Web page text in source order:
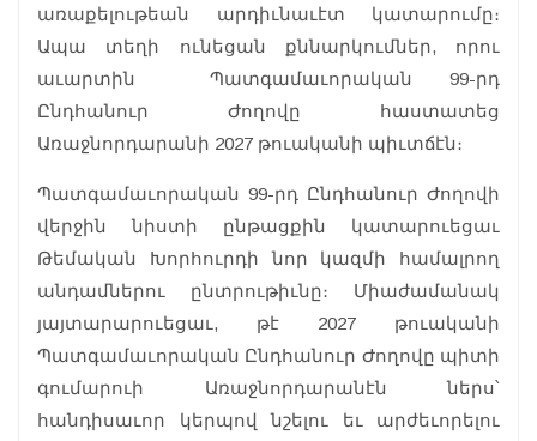
առաքելութեան արդիւնաւէտ կատարումը։
Ապա տեղի ունեցան քննարկումներ, որու
աւարտին Պատգամաւորական 99-րդ
Ընդհանուր Ժողովը հաստատեց
Առաջնորդարանի 2027 թուականի պիւտճէն։
Պատգամաւորական 99-րդ Ընդհանուր Ժողովի
վերջին նիստի ընթացքին կատարուեցաւ
Թեմական Խորհուրդի նոր կազմի համալրող
անդամներու ընտրութիւնը։ Միաժամանակ
յայտարարուեցաւ, թէ 2027 թուականի
Պատգամաւորական Ընդհանուր Ժողովը պիտի
գումարուի Առաջնորդարանէն ներս՝
հանդիսաւոր կերպով նշելու եւ արժեւորելու